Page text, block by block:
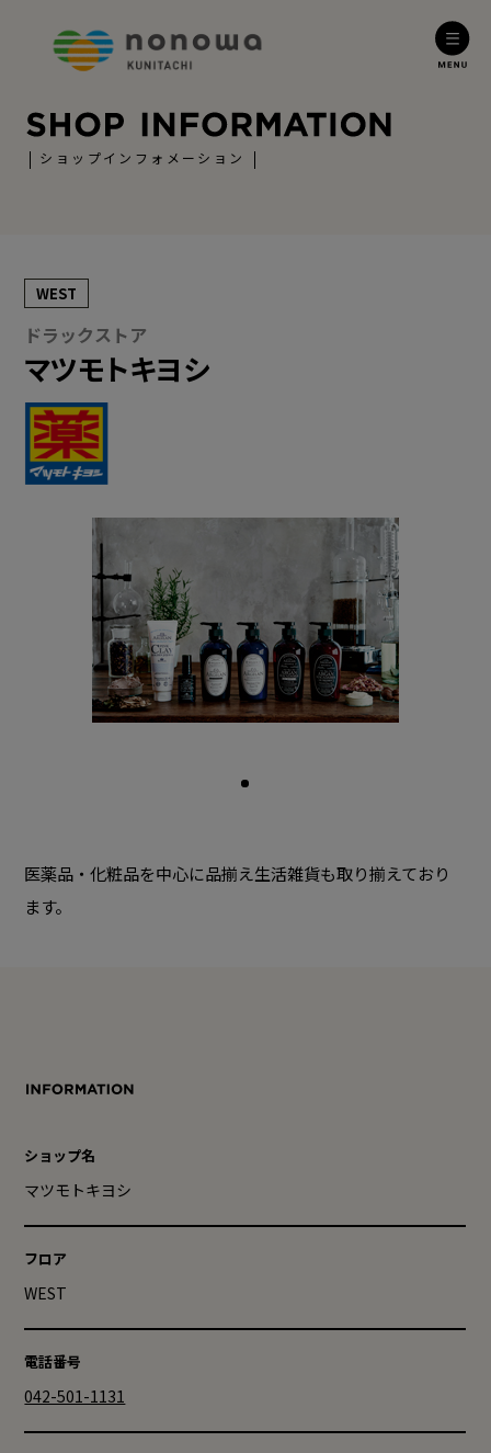
ショップインフォメーション
WEST
ドラックストア
マツモトキヨシ
医薬品・化粧品を中心に品揃え生活雑貨も取り揃えており
ます。
ショップ名
マツモトキヨシ
フロア
WEST
電話番号
042-501-1131